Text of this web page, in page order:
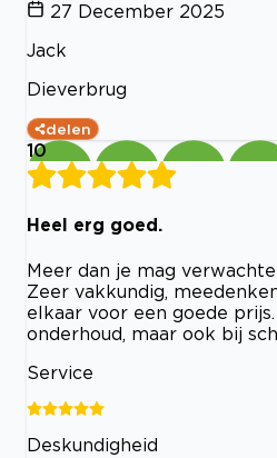
27 December 2025
Jack
Dieverbrug
delen
10
Heel erg goed.
Meer dan je mag
Zeer vakkundig,
elkaar voor een goede
onderhoud, maar ook bij
Service
Deskundigheid